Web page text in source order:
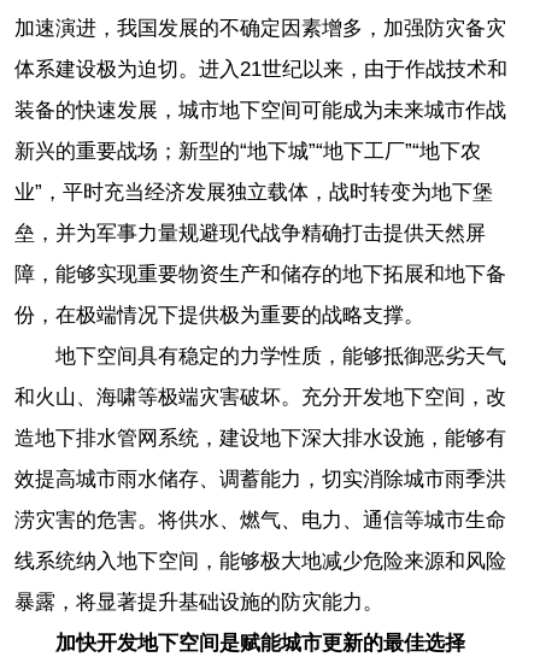
加速演进，我国发展的不确定因素增多，加强防灾备灾
体系建设极为迫切。进入21世纪以来，由于作战技术和
装备的快速发展，城市地下空间可能成为未来城市作战
新兴的重要战场；新型的“地下城”“地下工厂”“地下农
业”，平时充当经济发展独立载体，战时转变为地下堡
垒，并为军事力量规避现代战争精确打击提供天然屏
障，能够实现重要物资生产和储存的地下拓展和地下备
份，在极端情况下提供极为重要的战略支撑。
地下空间具有稳定的力学性质，能够抵御恶劣天气
和火山、海啸等极端灾害破坏。充分开发地下空间，改
造地下排水管网系统，建设地下深大排水设施，能够有
效提高城市雨水储存、调蓄能力，切实消除城市雨季洪
涝灾害的危害。将供水、燃气、电力、通信等城市生命
线系统纳入地下空间，能够极大地减少危险来源和风险
暴露，将显著提升基础设施的防灾能力。
加快开发地下空间是赋能城市更新的最佳选择